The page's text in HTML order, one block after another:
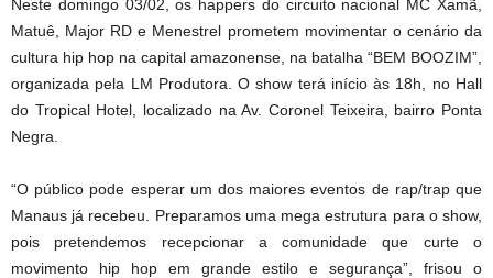
Neste domingo 03/02, os happers do circuito nacional MC Xamã,
Matuê, Major RD e Menestrel prometem movimentar o cenário da
cultura hip hop na capital amazonense, na batalha “BEM BOOZIM”,
organizada pela LM Produtora. O show terá início às 18h, no Hall
do Tropical Hotel, localizado na Av. Coronel Teixeira, bairro Ponta
Negra.
“O público pode esperar um dos maiores eventos de rap/trap que
Manaus já recebeu. Preparamos uma mega estrutura para o show,
pois pretendemos recepcionar a comunidade que curte o
movimento hip hop em grande estilo e segurança”, frisou o